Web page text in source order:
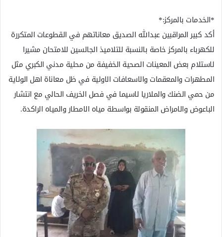
*الخدمات بالمركز:*
أكد كبير المراقبين عبدالله الصديق معاناتهم في القطوعات المتكررة
للكهرباء بالمركز خاصة بالنسبة للتلاميذ الجالسين للامتحان مشيرا
لاستلام بعض المعينات الصحية الخفيفة من محلية مدني الكبري مثل
المطهرات والمعقمات والاسعافات الاولية في ظل معاناة اهل الولاية
من حمي الضنك والملاريا لاسيما في فصل الخريف الحالي مع انتشار
الباعوض والامراض المنقولة بواسطة مياه الامطار والمياه الراكدة.